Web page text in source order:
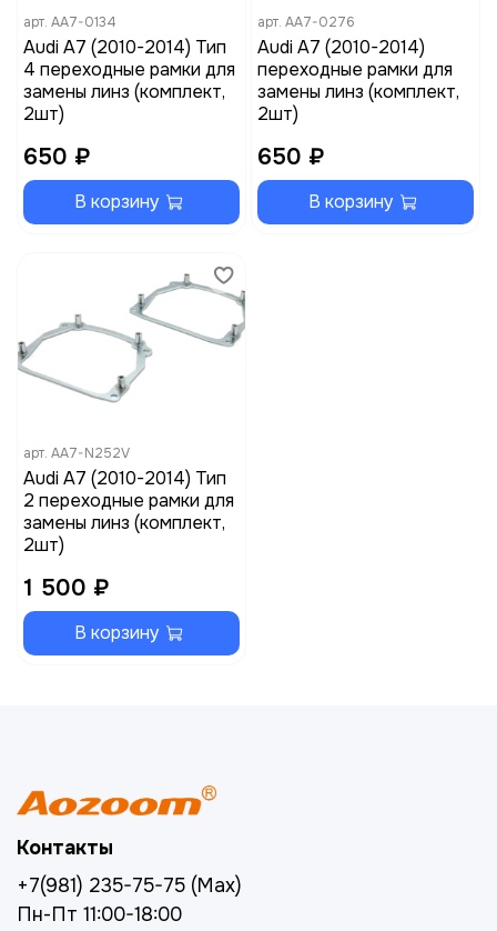
арт. AA7-0134
Audi A7 (2010-2014) Тип
4 переходные рамки для
замены линз (комплект,
2шт)
650 ₽
В корзину
арт. AA7-0276
Audi A7 (2010-2014)
переходные рамки для
замены линз (комплект,
2шт)
650 ₽
В корзину
арт. AA7-N252V
Audi A7 (2010-2014) Тип
2 переходные рамки для
замены линз (комплект,
2шт)
1 500 ₽
В корзину
Контакты
+7(981) 235-75-75 (Max)
Пн-Пт 11:00-18:00